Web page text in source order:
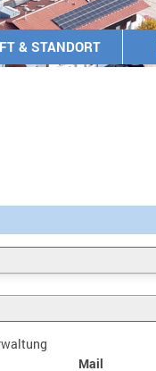
& STANDORT
Mail